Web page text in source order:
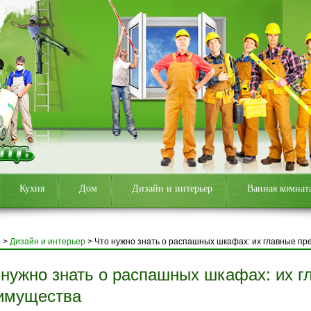
Кухня Дом Дизайн и интерьер Ванная
> Дизайн и интерьер > Что нужно знать о распашных шкафах: их главные
знать о распашных шкафах: их